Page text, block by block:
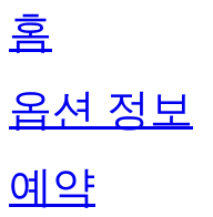
홈
옵션 정보
예약